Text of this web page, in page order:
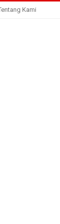
Kami